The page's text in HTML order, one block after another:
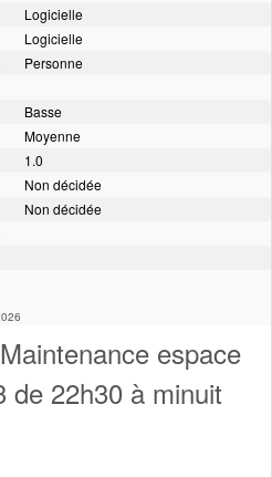
Logicielle
Logicielle
Personne
Basse
Moyenne
1.0
Non décidée
Non décidée
espace
de 22h30 à minuit